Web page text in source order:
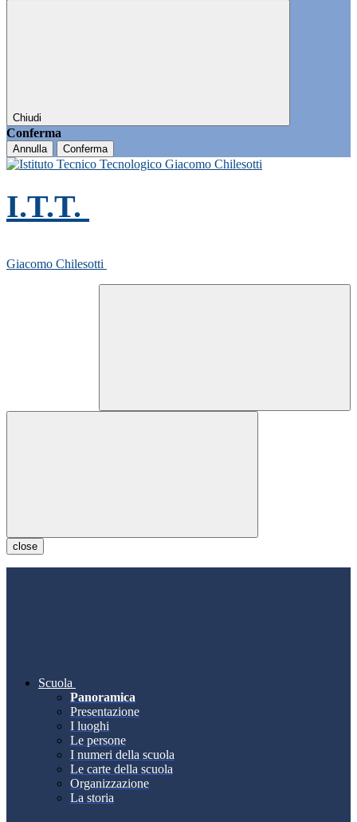
Chiudi
Conferma
Annulla Conferma
I.T.T.
Giacomo Chilesotti
close
Scuola
Panoramica
Presentazione
I luoghi
Le persone
I numeri della scuola
Le carte della scuola
Organizzazione
La storia